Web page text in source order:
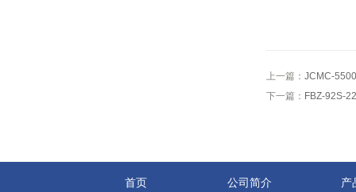
上一篇： JCMC-
下一篇： FBZ-92S-
首页 公司简介 产